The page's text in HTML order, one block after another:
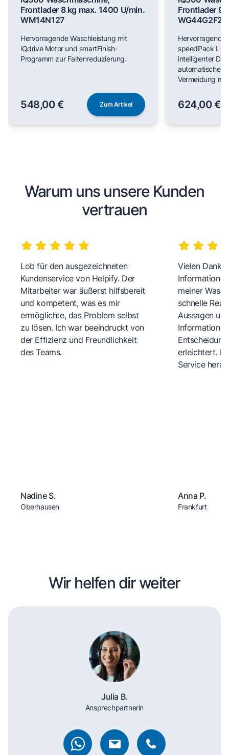
Frontlader 8 kg max. 1400 U/min.
WM14N127
Hervorragende Waschleistung mit
iQdrive Motor und smartFinish-
Programm zur Faltenreduzierung.
548,00 € Zum Artikel
Frontlader 9
WG44G2F22
Hervorragende
speedPack L
intelligenter
automatischer
Vermeidung
624,00 €
Warum uns unsere Kunden
vertrauen
Lob für den ausgezeichneten
Kundenservice von Helpify. Der
Mitarbeiter war äußerst hilfsbereit
und kompetent, was es mir
ermöglichte, das Problem selbst
zu lösen. Ich war beeindruckt von
der Effizienz und Freundlichkeit
des Teams.
Nadine S.
Oberhausen
Vielen Dank
meiner
schnelle
Aussagen
erleichtert.
Service
Anna P.
Frankfurt
Wir helfen dir weiter
Julia B.
Ansprechpartnerin